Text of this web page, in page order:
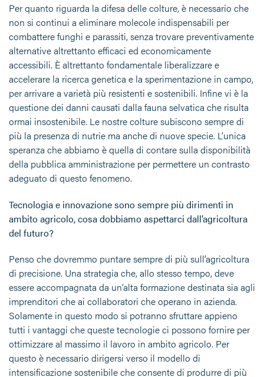
Per quanto riguarda la difesa delle colture, è necessario che
non si continui a eliminare molecole indispensabili per
combattere funghi e parassiti, senza trovare preventivamente
alternative altrettanto efficaci ed economicamente
accessibili. È altrettanto fondamentale liberalizzare e
accelerare la ricerca genetica e la sperimentazione in campo,
per arrivare a varietà più resistenti e sostenibili. Infine vi è la
questione dei danni causati dalla fauna selvatica che risulta
ormai insostenibile. Le nostre colture subiscono sempre di
più la presenza di nutrie ma anche di nuove specie. L’unica
speranza che abbiamo è quella di contare sulla disponibilità
della pubblica amministrazione per permettere un contrasto
adeguato di questo fenomeno.
Tecnologia e innovazione sono sempre più dirimenti in
ambito agricolo, cosa dobbiamo aspettarci dall’agricoltura
del futuro?
Penso che dovremmo puntare sempre di più sull’agricoltura
di precisione. Una strategia che, allo stesso tempo, deve
essere accompagnata da un’alta formazione destinata sia agli
imprenditori che ai collaboratori che operano in azienda.
Solamente in questo modo si potranno sfruttare appieno
tutti i vantaggi che queste tecnologie ci possono fornire per
ottimizzare al massimo il lavoro in ambito agricolo. Per
questo è necessario dirigersi verso il modello di
intensificazione sostenibile che consente di produrre di più